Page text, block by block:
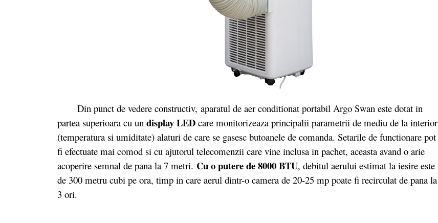
Din punct de vedere constructiv, aparatul de aer conditionat portabil Argo Swan este dotat in
partea superioara cu un display LED care monitorizeaza principalii parametrii de mediu de la interior
(temperatura si umiditate) alaturi de care se gasesc butoanele de comanda. Setarile de functionare pot
fi efectuate mai comod si cu ajutorul telecomenzii care vine inclusa in pachet, aceasta avand o arie
acoperire semnal de pana la 7 metri. Cu o putere de 8000 BTU, debitul aerului estimat la iesire este
de 300 metru cubi pe ora, timp in care aerul dintr-o camera de 20-25 mp poate fi recirculat de pana la
3 ori.